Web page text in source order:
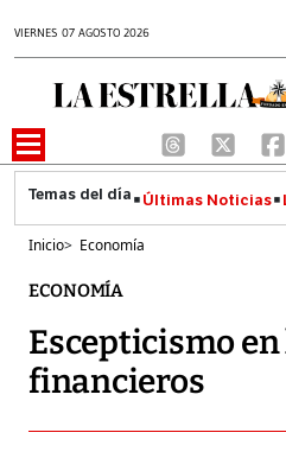
VIERNES 07 AGOSTO 2026
Últimas Noticias
Inicio> Economía
ECONOMÍA
Escepticismo
financieros